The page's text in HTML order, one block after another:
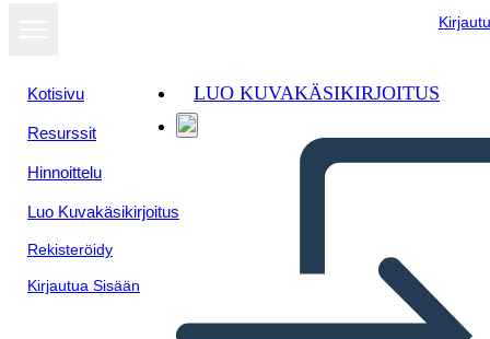
Kotisivu
Resurssit
Hinnoittelu
Luo Kuvakäsikirjoitus
Rekisteröidy
Kirjautua Sisään
LUO KUVAKÄSIKIRJOITUS